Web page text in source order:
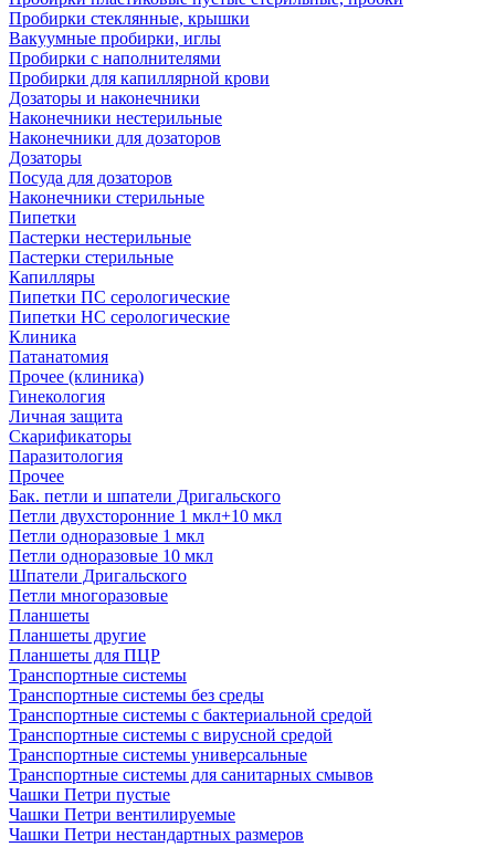
Пробирки стеклянные, крышки
Вакуумные пробирки, иглы
Пробирки с наполнителями
Пробирки для капиллярной крови
Дозаторы и наконечники
Наконечники нестерильные
Наконечники для дозаторов
Дозаторы
Посуда для дозаторов
Наконечники стерильные
Пипетки
Пастерки нестерильные
Пастерки стерильные
Капилляры
Пипетки ПС серологические
Пипетки НС серологические
Клиника
Патанатомия
Прочее (клиника)
Гинекология
Личная защита
Скарификаторы
Паразитология
Прочее
Бак. петли и шпатели Дригальского
Петли двухсторонние 1 мкл+10 мкл
Петли одноразовые 1 мкл
Петли одноразовые 10 мкл
Шпатели Дригальского
Петли многоразовые
Планшеты
Планшеты другие
Планшеты для ПЦР
Транспортные системы
Транспортные системы без среды
Транспортные системы с бактериальной средой
Транспортные системы с вирусной средой
Транспортные системы универсальные
Транспортные системы для санитарных смывов
Чашки Петри пустые
Чашки Петри вентилируемые
Чашки Петри нестандартных размеров